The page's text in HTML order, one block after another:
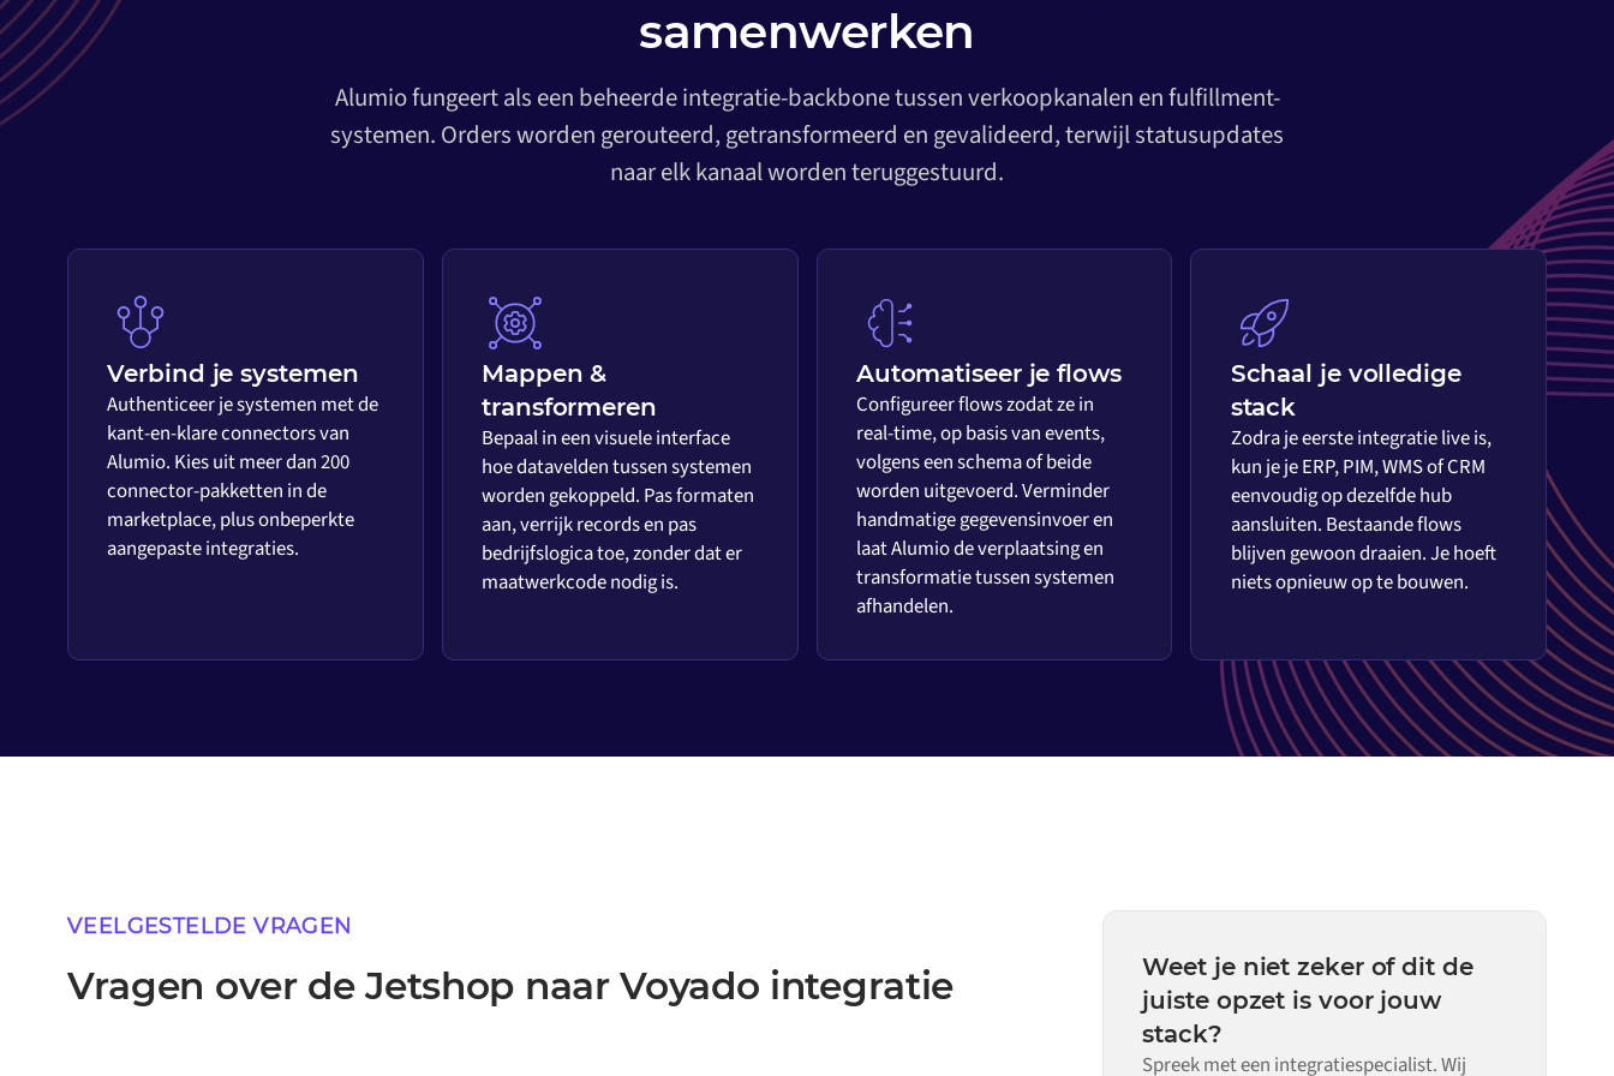
samenwerken
Alumio fungeert als een beheerde integratie-backbone tussen verkoopkanalen en fulfillment-
systemen. Orders worden gerouteerd, getransformeerd en gevalideerd, terwijl statusupdates
naar elk kanaal worden teruggestuurd.
Verbind je systemen
Authenticeer je systemen met de
kant-en-klare connectors van
Alumio. Kies uit meer dan 200
connector-pakketten in de
marketplace, plus onbeperkte
aangepaste integraties.
Mappen &
transformeren
Bepaal in een visuele interface
hoe datavelden tussen systemen
worden gekoppeld. Pas formaten
aan, verrijk records en pas
bedrijfslogica toe, zonder dat er
maatwerkcode nodig is.
Automatiseer je flows
Configureer flows zodat ze in
real-time, op basis van events,
volgens een schema of beide
worden uitgevoerd. Verminder
handmatige gegevensinvoer en
laat Alumio de verplaatsing en
transformatie tussen systemen
afhandelen.
Schaal je volledige
stack
Zodra je eerste integratie live is,
kun je je ERP, PIM, WMS of CRM
eenvoudig op dezelfde hub
aansluiten. Bestaande flows
blijven gewoon draaien. Je hoeft
niets opnieuw op te bouwen.
VEELGESTELDE VRAGEN
Vragen over de Jetshop naar Voyado integratie
Weet je niet zeker of dit de
juiste opzet is voor jouw
stack?
Spreek met een integratiespecialist. Wij